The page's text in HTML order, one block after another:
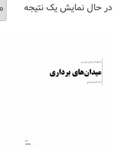
در حال نمایش یک نتیجه